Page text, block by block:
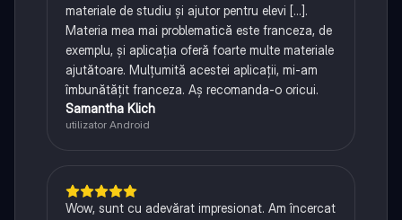
materiale de studiu și ajutor pentru elevi [...].
Materia mea mai problematică este franceza, de
exemplu, și aplicația oferă foarte multe materiale
ajutătoare. Mulțumită acestei aplicații, mi-am
îmbunătățit franceza. Aș recomanda-o oricui.
Samantha Klich
utilizator Android
Wow, sunt cu adevărat impresionat. Am încercat